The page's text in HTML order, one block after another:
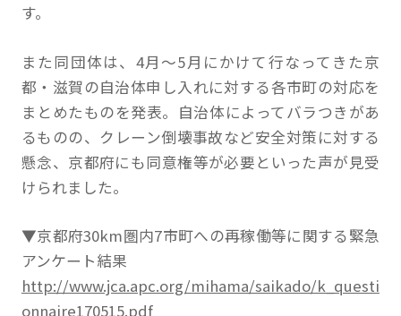
す。
また同団体は、4月～5月にかけて行なってきた京
都・滋賀の自治体申し入れに対する各市町の対応を
まとめたものを発表。自治体によってバラつきがあ
るものの、クレーン倒壊事故など安全対策に対する
懸念、京都府にも同意権等が必要といった声が見受
けられました。
▼京都府30km圏内7市町への再稼働等に関する緊急
アンケート結果
http://www.jca.apc.org/mihama/saikado/k_questi
onnaire170515.pdf